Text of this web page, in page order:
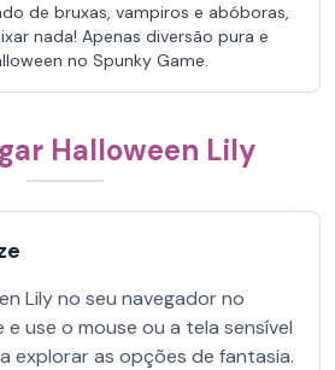
de bruxas, vampiros e abóboras,
nada! Apenas diversão pura e
no Spunky Game.
Halloween Lily
Lily no seu navegador no
e use o mouse ou a tela sensível
explorar as opções de fantasia.